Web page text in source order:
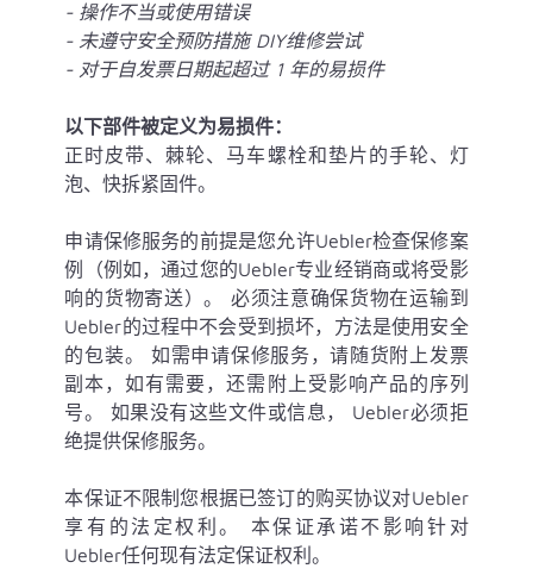
- 操作不当或使用错误
- 未遵守安全预防措施 DIY维修尝试
- 对于自发票日期起超过 1 年的易损件
以下部件被定义为易损件：
正时皮带、棘轮、马车螺栓和垫片的手轮、灯
泡、快拆紧固件。
申请保修服务的前提是您允许Uebler检查保修案
例（例如，通过您的Uebler专业经销商或将受影
响的货物寄送）。 必须注意确保货物在运输到
Uebler的过程中不会受到损坏，方法是使用安全
的包装。 如需申请保修服务，请随货附上发票
副本，如有需要，还需附上受影响产品的序列
号。 如果没有这些文件或信息， Uebler必须拒
绝提供保修服务。
本保证不限制您根据已签订的购买协议对Uebler
享有的法定权利。 本保证承诺不影响针对
Uebler任何现有法定保证权利。